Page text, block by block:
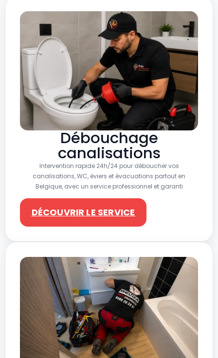
Débouchage
canalisations
Intervention rapide 24h/24 pour déboucher vos
canalisations, WC, éviers et évacuations partout en
Belgique, avec un service professionnel et garanti
DÉCOUVRIR LE SERVICE